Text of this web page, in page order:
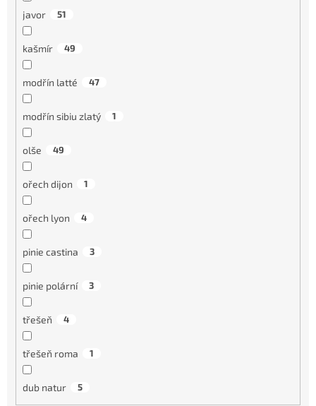
javor 51
kašmír 49
modřín latté 47
modřín sibiu zlatý 1
olše 49
ořech dijon 1
ořech lyon 4
pinie castina 3
pinie polární 3
třešeň 4
třešeň roma 1
dub natur 5